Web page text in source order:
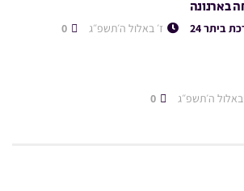
בארנונה
ביתר 24 ז׳ באלול ה׳תשפ״ג
באלול ה׳תשפ״ג